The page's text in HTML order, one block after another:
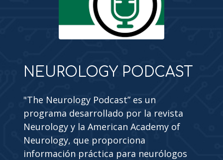
NEUROLOGY PODCAST
"The Neurology Podcast” es un
programa desarrollado por la revista
Neurology y la American Academy of
Neurology, que proporciona
información práctica para neurólogos